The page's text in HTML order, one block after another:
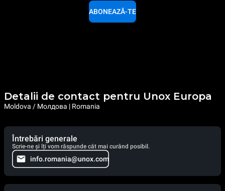
ABONEAZĂ-TE
Detalii de contact pentru Unox Europa
Moldova / Молдова | Romania
Întrebări generale
Scrie-ne și îți vom răspunde cât mai curând posibil.
info.romania@unox.com